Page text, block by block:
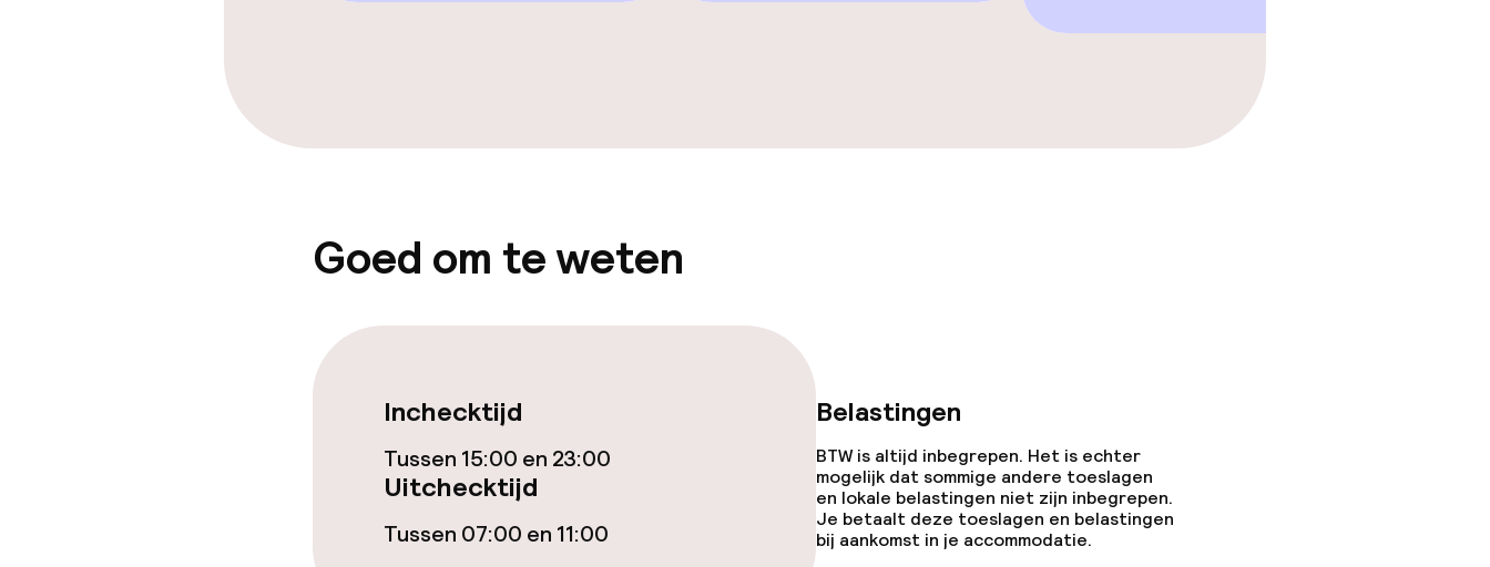
Overal rookvrij
(minder dan de 5 kg)
Goed om te weten
Inchecktijd
Tussen 15:00 en 23:00
Uitchecktijd
Tussen 07:00 en 11:00
Belastingen
BTW is altijd inbegrepen. Het is echter
mogelijk dat sommige andere toeslagen
en lokale belastingen niet zijn inbegrepen.
Je betaalt deze toeslagen en belastingen
bij aankomst in je accommodatie.